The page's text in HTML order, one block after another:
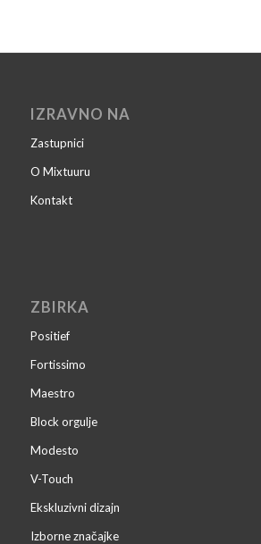
IZRAVNO NA
Zastupnici
O Mixtuuru
Kontakt
ZBIRKA
Positief
Fortissimo
Maestro
Block orgulje
Modesto
V-Touch
Ekskluzivni dizajn
Izborne značajke